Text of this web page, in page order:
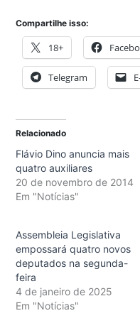
Compartilhe isso:
18+
Telegram
Relacionado
Flávio Dino anuncia mais
quatro auxiliares
20 de novembro de 2014
Em "Notícias"
Assembleia Legislativa
empossará quatro novos
deputados na segunda-
feira
4 de janeiro de 2025
Em "Notícias"